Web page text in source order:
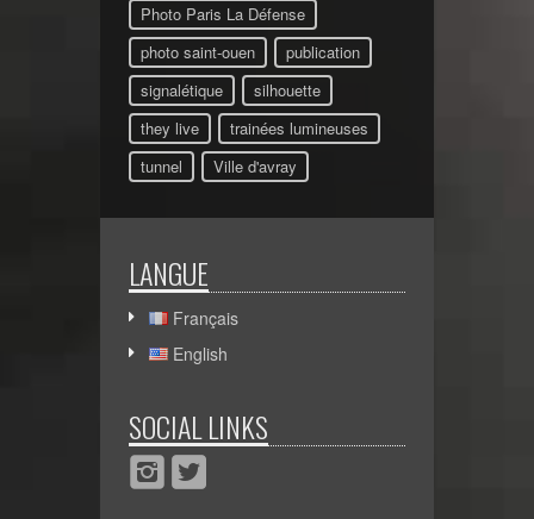
Photo Paris La Défense
photo saint-ouen
publication
signalétique
silhouette
they live
trainées lumineuses
tunnel
Ville d'avray
LANGUE
Français
English
SOCIAL LINKS